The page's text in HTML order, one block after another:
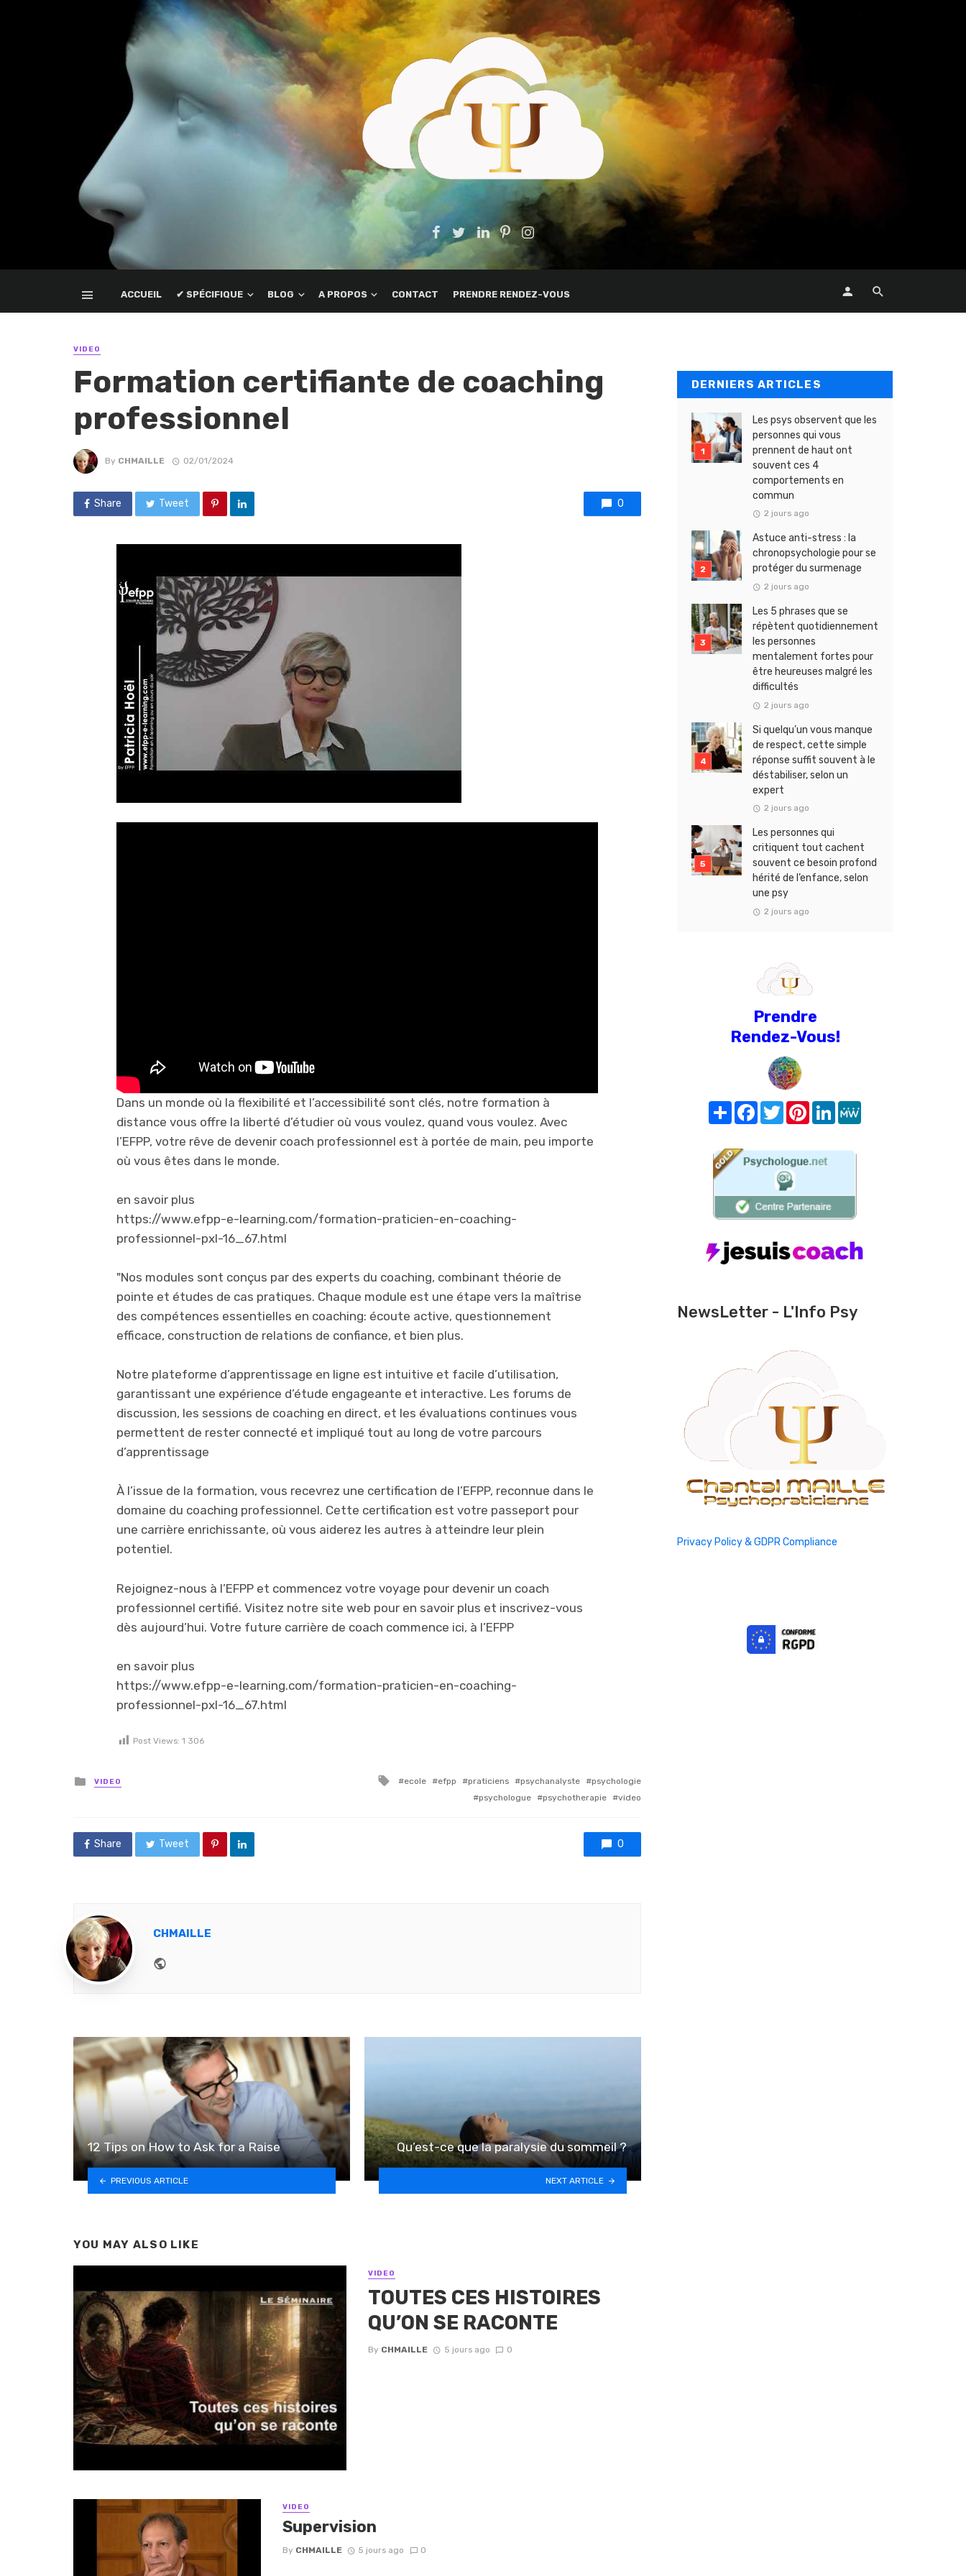
ACCUEIL ✔ SPÉCIFIQUE BLOG A PROPOS CONTACT PRENDRE RENDEZ-VOUS
VIDEO
Formation certifiante de coaching
professionnel
By CHMAILLE 02/01/2024
Share Tweet 0
Dans un monde où la flexibilité et l’accessibilité sont clés, notre formation à
distance vous offre la liberté d’étudier où vous voulez, quand vous voulez. Avec
l’EFPP, votre rêve de devenir coach professionnel est à portée de main, peu importe
où vous êtes dans le monde.
en savoir plus
https://www.efpp-e-learning.com/formation-praticien-en-coaching-
professionnel-pxl-16_67.html
"Nos modules sont conçus par des experts du coaching, combinant théorie de
pointe et études de cas pratiques. Chaque module est une étape vers la maîtrise
des compétences essentielles en coaching: écoute active, questionnement
efficace, construction de relations de confiance, et bien plus.
Notre plateforme d’apprentissage en ligne est intuitive et facile d’utilisation,
garantissant une expérience d’étude engageante et interactive. Les forums de
discussion, les sessions de coaching en direct, et les évaluations continues vous
permettent de rester connecté et impliqué tout au long de votre parcours
d’apprentissage
À l’issue de la formation, vous recevrez une certification de l’EFPP, reconnue dans le
domaine du coaching professionnel. Cette certification est votre passeport pour
une carrière enrichissante, où vous aiderez les autres à atteindre leur plein
potentiel.
Rejoignez-nous à l’EFPP et commencez votre voyage pour devenir un coach
professionnel certifié. Visitez notre site web pour en savoir plus et inscrivez-vous
dès aujourd’hui. Votre future carrière de coach commence ici, à l’EFPP
en savoir plus
https://www.efpp-e-learning.com/formation-praticien-en-coaching-
professionnel-pxl-16_67.html
Post Views: 1 306
Posted in
VIDEO Tagged with
ecole efpp praticiens psychanalyste
psychologie
psychologue
psychotherapie video
Share Tweet 0
CHMAILLE
12 Tips on How to Ask for a Raise
PREVIOUS ARTICLE
Qu’est-ce que la paralysie du sommeil ?
NEXT ARTICLE
YOU MAY ALSO LIKE
VIDEO
TOUTES CES HISTOIRES
QU’ON SE RACONTE
By CHMAILLE 5 jours ago 0
VIDEO
Supervision
By CHMAILLE 5 jours ago 0
DERNIERS ARTICLES
Les psys observent que les
personnes qui vous
prennent de haut ont
souvent ces 4
comportements en
commun
2 jours ago
Astuce anti-stress : la
chronopsychologie pour se
protéger du surmenage
2 jours ago
Les 5 phrases que se
répètent quotidiennement
les personnes
mentalement fortes pour
être heureuses malgré les
difficultés
2 jours ago
Si quelqu’un vous manque
de respect, cette simple
réponse suffit souvent à le
déstabiliser, selon un
expert
2 jours ago
Les personnes qui
critiquent tout cachent
souvent ce besoin profond
hérité de l’enfance, selon
une psy
2 jours ago
Prendre
Rendez-Vous!
Share FacebookTwitterPinterest
LinkedIn
NewsLetter - L'Info Psy
Privacy Policy & GDPR Compliance